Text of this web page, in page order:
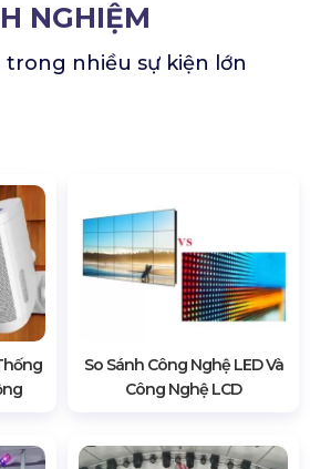
NGHIỆM
nhiều sự kiện lớn
So Sánh Công Nghệ LED Và
Công Nghệ LCD